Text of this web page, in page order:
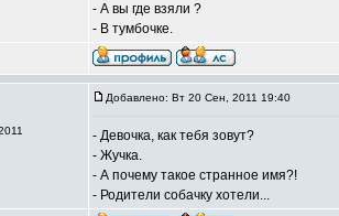
- А вы где взяли ?
- В тумбочке.
Добавлено: Вт 20 Сен, 2011 19:40
- Девочка, как тебя зовут?
- Жучка.
- А почему такое странное имя?!
- Родители собачку хотели...